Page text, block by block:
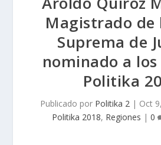
Magistrado de
Suprema de
nominado a
Politika
Publicado por Politika 2| Oct
Politika 2018, Regiones | 0